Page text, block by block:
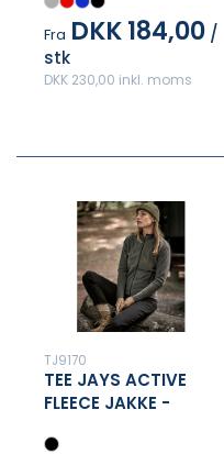
Fra DKK 184,00 /
stk
DKK 230,00 inkl. moms
TJ9170
TEE JAYS ACTIVE
FLEECE JAKKE -